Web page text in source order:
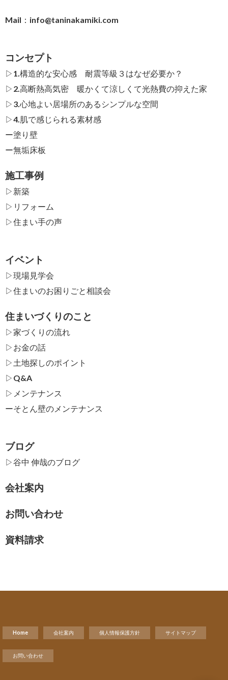
Mail： info@taninakamiki.com
コンセプト
▷1.構造的な安心感 耐震等級３はなぜ必要か？
▷2.高断熱高気密 暖かくて涼しくて光熱費の抑えた家
▷3.心地よい居場所のあるシンプルな空間
▷4.肌で感じられる素材感
ー塗り壁
ー無垢床板
施工事例
▷新築
▷リフォーム
▷住まい手の声
イベント
▷現場見学会
▷住まいのお困りごと相談会
住まいづくりのこと
▷家づくりの流れ
▷お金の話
▷土地探しのポイント
▷Q&A
▷メンテナンス
ーそとん壁のメンテナンス
ブログ
▷谷中 伸哉のブログ
会社案内
お問い合わせ
資料請求
Home 会社案内 個人情報保護方針 サイトマップ
お問い合わせ